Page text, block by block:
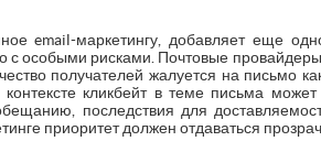
email-маркетингу, добавляет еще
с особыми рисками. Почтовые
получателей жалуется на письмо
кликбейт в теме письма
последствия для
приоритет должен отдаваться